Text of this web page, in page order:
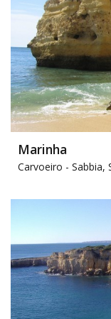
Marinha
Carvoeiro - Sabbia,